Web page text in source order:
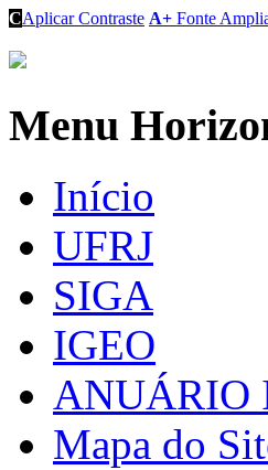
CAplicar Contraste A+ Fonte
Menu
Início
UFRJ
SIGA
IGEO
ANUÁRIO
Mapa do